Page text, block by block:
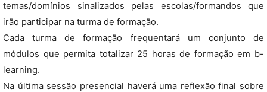
temas/domínios sinalizados pelas escolas/formandos que
irão participar na turma de formação.
Cada turma de formação frequentará um conjunto de
módulos que permita totalizar 25 horas de formação em b-
learning.
Na última sessão presencial haverá uma reflexão final sobre